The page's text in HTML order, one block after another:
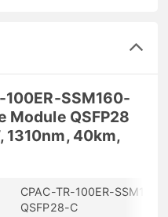
100ER-SSM160-
Module QSFP28
1310nm, 40km,
CPAC-TR-100ER-SSM160-
QSFP28-C